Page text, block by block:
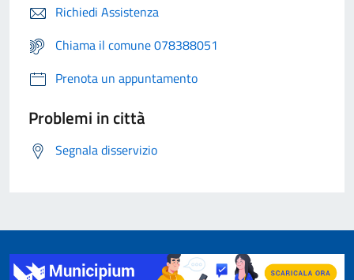
Richiedi Assistenza
Chiama il comune 078388051
Prenota un appuntamento
Problemi in città
Segnala disservizio